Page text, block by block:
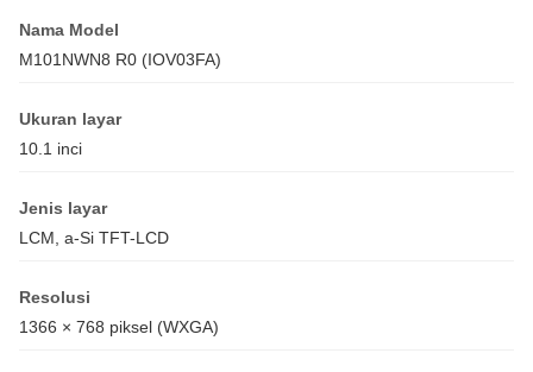
Nama Model
M101NWN8 R0 (IOV03FA)
Ukuran layar
10.1 inci
Jenis layar
LCM, a-Si TFT-LCD
Resolusi
1366 × 768 piksel (WXGA)